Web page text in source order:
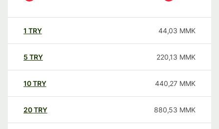
1 TRY 44,03 MMK
5 TRY 220,13 MMK
10TRY 440,27 MMK
20TRY 880,53 MMK